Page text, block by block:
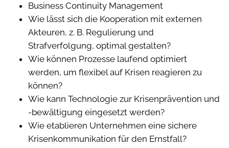
Business Continuity Management
Wie lässt sich die Kooperation mit externen
Akteuren, z. B. Regulierung und
Strafverfolgung, optimal gestalten?
Wie können Prozesse laufend optimiert
werden, um flexibel auf Krisen reagieren zu
können?
Wie kann Technologie zur Krisenprävention und
-bewältigung eingesetzt werden?
Wie etablieren Unternehmen eine sichere
Krisenkommunikation für den Ernstfall?